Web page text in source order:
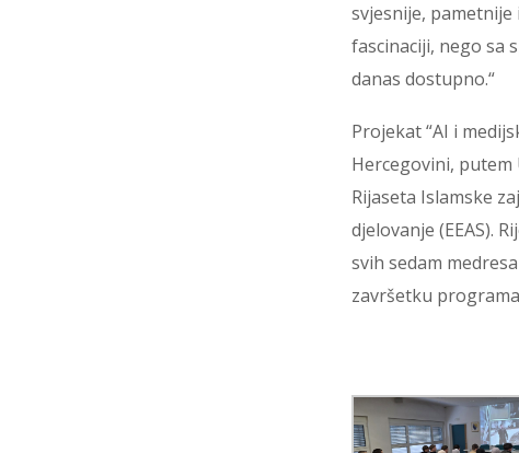
svjesnije,
fascinaciji, nego sa
danas dostupno.“
Projekat “AI i
Hercegovini,
Rijaseta Islamske
djelovanje (EEAS).
svih sedam
završetku